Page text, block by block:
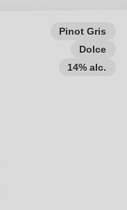
Pinot Gris
Dolce
14% alc.